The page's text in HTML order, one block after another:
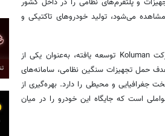
و پلتفرم‌های نظامی را در داخل کشور
می‌شود، تولید خودروهای تاکتیکی و
به نقل از اسب بخار، در این چارچوب، کامیون DERMAN که توسط شرکت Koluman توسعه یافته، به‌عنوان یکی از
حمل تجهیزات سنگین نظامی، سامانه‌های
جغرافیایی و محیطی را دارد. بهره‌گیری از
است که جایگاه این خودرو را در میان